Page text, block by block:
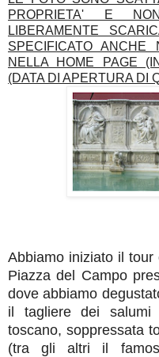
PROPRIETA' E
LIBERAMENTE
SPECIFICATO ANCHE
NELLA HOME PAGE
(DATA DI APERTURA DI
Abbiamo iniziato il tour
Piazza del Campo
dove abbiamo
il tagliere dei salumi
toscano, soppressata
(tra gli altri il